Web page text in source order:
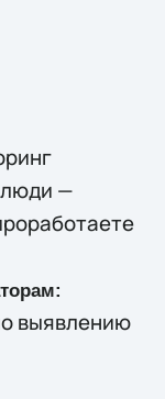
люди —
выявлению